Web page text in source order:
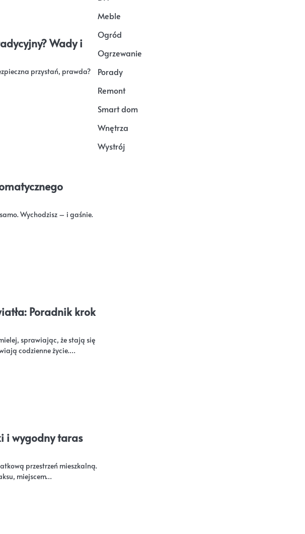
Wady i
przystań, prawda?
Wychodzisz – i gaśnie.
Poradnik krok
sprawiając, że stają się
codzienne życie.…
i wygodny taras
przestrzeń mieszkalną.
miejscem…
Meble
Ogród
Ogrzewanie
Porady
Remont
Smart dom
Wnętrza
Wystrój